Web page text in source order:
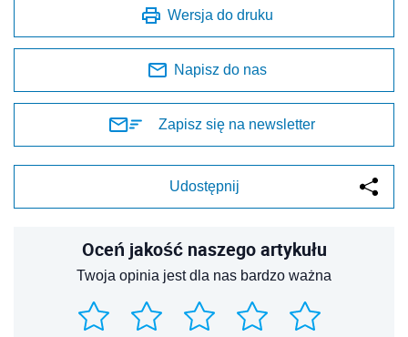
Wersja do druku
Napisz do nas
Zapisz się na newsletter
Udostępnij
Oceń jakość naszego artykułu
Twoja opinia jest dla nas bardzo ważna